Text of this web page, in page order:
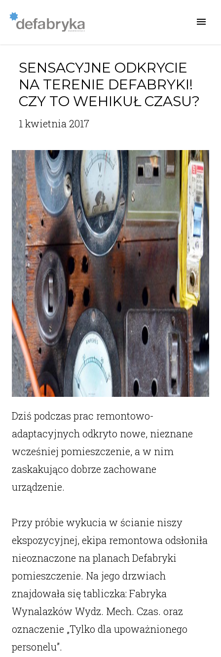
SENSACYJNE ODKRYCIE
NA TERENIE DEFABRYKI!
CZY TO WEHIKUŁ CZASU?
1 kwietnia 2017
Dziś podczas prac remontowo-
adaptacyjnych odkryto nowe, nieznane
wcześniej pomieszczenie, a w nim
zaskakująco dobrze zachowane
urządzenie.
Przy próbie wykucia w ścianie niszy
ekspozycyjnej, ekipa remontowa odsłoniła
nieoznaczone na planach Defabryki
pomieszczenie. Na jego drzwiach
znajdowała się tabliczka: Fabryka
Wynalazków Wydz. Mech. Czas. oraz
oznaczenie „Tylko dla upoważnionego
personelu”.